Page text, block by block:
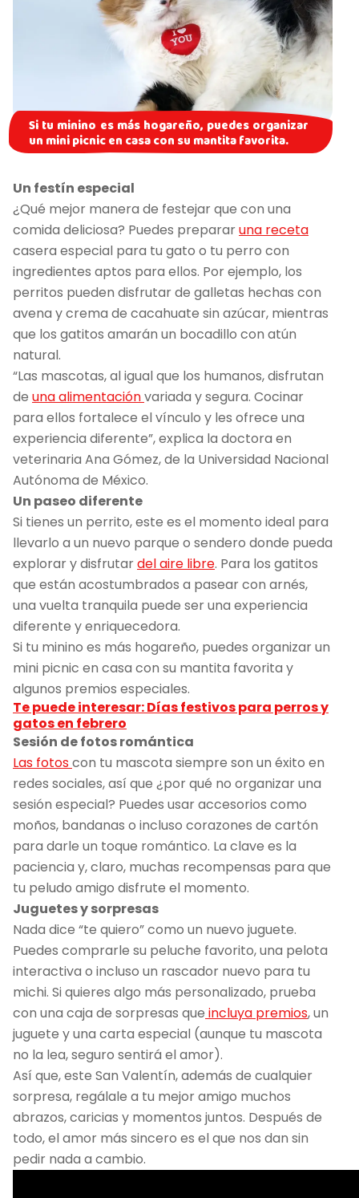
Si tu minino es más hogareño, puedes organizar
un mini picnic en casa con su mantita favorita.
Un festín especial
¿Qué mejor manera de festejar que con una
comida deliciosa? Puedes prepararuna receta
casera especial para tu gato o tu perro con
ingredientes aptos para ellos. Por ejemplo, los
perritos pueden disfrutar de galletas hechas con
avena y crema de cacahuate sin azúcar, mientras
que los gatitos amarán un bocadillo con atún
natural.
“Las mascotas, al igual que los humanos, disfrutan
de una alimentaciónvariada y segura. Cocinar
para ellos fortalece el vínculo y les ofrece una
experiencia diferente”, explica la doctora en
veterinaria Ana Gómez, de la Universidad Nacional
Autónoma de México.
Un paseo diferente
Si tienes un perrito, este es el momento ideal para
llevarlo a un nuevo parque o sendero donde pueda
explorar y disfrutardel aire libre. Para los gatitos
que están acostumbrados a pasear con arnés,
una vuelta tranquila puede ser una experiencia
diferente y enriquecedora.
Si tu minino es más hogareño, puedes organizar un
mini picnic en casa con su mantita favorita y
algunos premios especiales.
Te puede interesar: Días festivos para perros y
gatos en febrero
Sesión de fotos romántica
Las fotoscon tu mascota siempre son un éxito en
redes sociales, así que ¿por qué no organizar una
sesión especial? Puedes usar accesorios como
moños, bandanas o incluso corazones de cartón
para darle un toque romántico. La clave es la
paciencia y, claro, muchas recompensas para que
tu peludo amigo disfrute el momento.
Juguetes y sorpresas
Nada dice “te quiero” como un nuevo juguete.
Puedes comprarle su peluche favorito, una pelota
interactiva o incluso un rascador nuevo para tu
michi. Si quieres algo más personalizado, prueba
con una caja de sorpresas que incluya premios, un
juguete y una carta especial (aunque tu mascota
no la lea, seguro sentirá el amor).
Así que, este San Valentín, además de cualquier
sorpresa, regálale a tu mejor amigo muchos
abrazos, caricias y momentos juntos. Después de
todo, el amor más sincero es el que nos dan sin
pedir nada a cambio.